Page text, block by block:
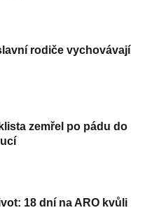
rodiče vychovávají
zemřel po pádu do
18 dní na ARO kvůli